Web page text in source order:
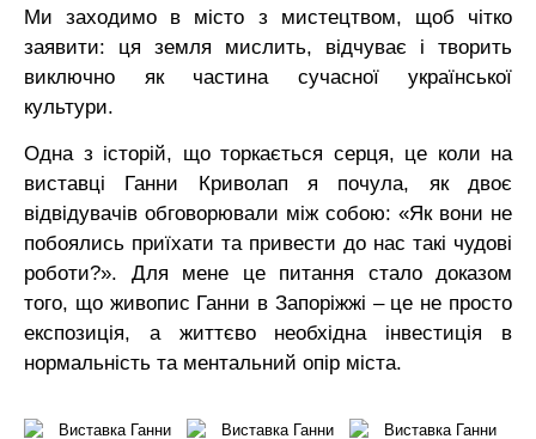
Ми заходимо в місто з мистецтвом, щоб чітко
заявити: ця земля мислить, відчуває і творить
виключно як частина сучасної української
культури.
Одна з історій, що торкається серця, це коли на
виставці Ганни Криволап я почула, як двоє
відвідувачів обговорювали між собою: «Як вони не
побоялись приїхати та привести до нас такі чудові
роботи?». Для мене це питання стало доказом
того, що живопис Ганни в Запоріжжі – це не просто
експозиція, а життєво необхідна інвестиція в
нормальність та ментальний опір міста.